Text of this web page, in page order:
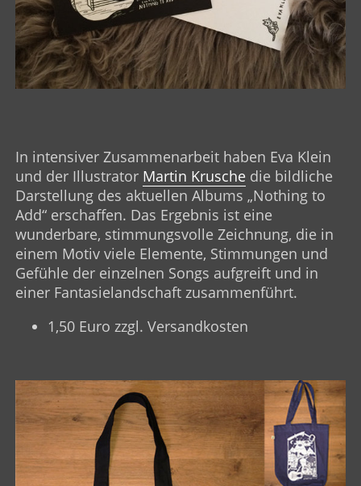
In intensiver Zusammenarbeit haben Eva Klein
und der Illustrator Martin Krusche die bildliche
Darstellung des aktuellen Albums „Nothing to
Add“ erschaffen. Das Ergebnis ist eine
wunderbare, stimmungsvolle Zeichnung, die in
einem Motiv viele Elemente, Stimmungen und
Gefühle der einzelnen Songs aufgreift und in
einer Fantasielandschaft zusammenführt.
1,50 Euro zzgl. Versandkosten